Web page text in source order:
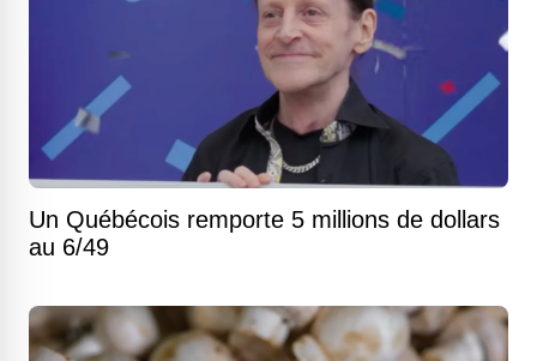
Un Québécois remporte 5 millions de dollars
au 6/49